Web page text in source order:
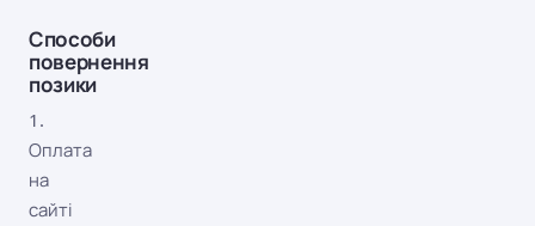
Способи
повернення
позики
1.
Оплата
на
сайті